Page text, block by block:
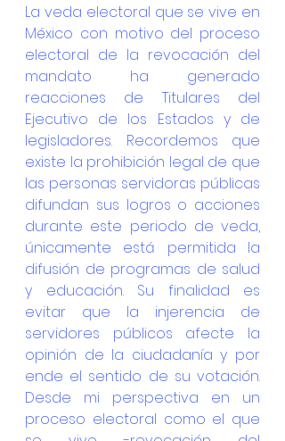
La veda electoral que se vive en
México con motivo del proceso
electoral de la revocación del
mandato ha generado
reacciones de Titulares del
Ejecutivo de los Estados y de
legisladores. Recordemos que
existe la prohibición legal de que
las personas servidoras públicas
difundan sus logros o acciones
durante este periodo de veda,
únicamente está permitida la
difusión de programas de salud
y educación. Su finalidad es
evitar que la injerencia de
servidores públicos afecte la
opinión de la ciudadanía y por
ende el sentido de su votación.
Desde mi perspectiva en un
proceso electoral como el que